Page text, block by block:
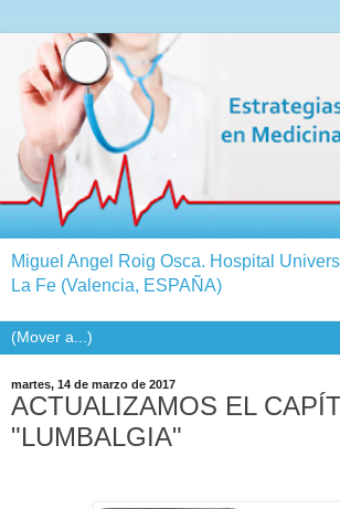
Miguel Angel Roig Osca. Hospital
La Fe (Valencia, ESPAÑA)
martes, 14 de marzo de 2017
ACTUALIZAMOS EL
"LUMBALGIA"